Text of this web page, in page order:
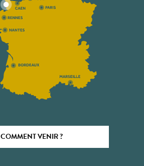
COMMENT VENIR ?